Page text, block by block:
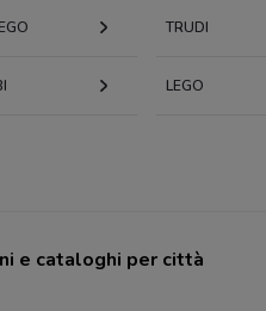
TRUDI
LEGO
e cataloghi per città